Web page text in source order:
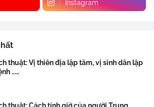
Instagram
thuật: Vị thiên địa lập tâm, vị sinh dân lập
.....